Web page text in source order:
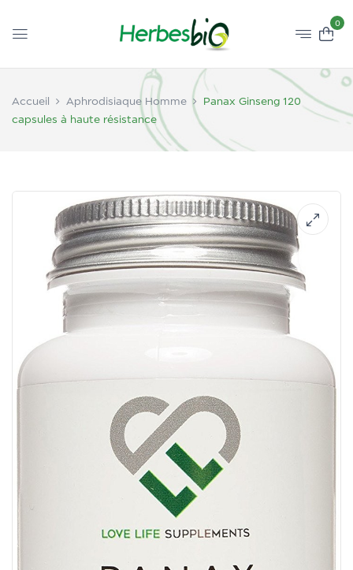
0
Accueil Aphrodisiaque Homme
Panax Ginseng 120
capsules à haute résistance